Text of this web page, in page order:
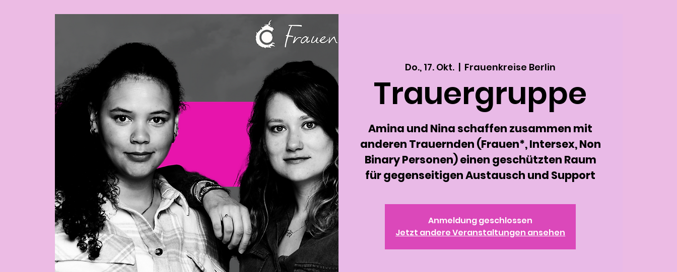
Do., 17. Okt. Frauenkreise Berlin
Trauergruppe
Amina und Nina schaffen zusammen mit
anderen Trauernden (Frauen*, Intersex, Non
Binary Personen) einen geschützten Raum
für gegenseitigen Austausch und Support
Anmeldung geschlossen
Jetzt andere Veranstaltungen ansehen